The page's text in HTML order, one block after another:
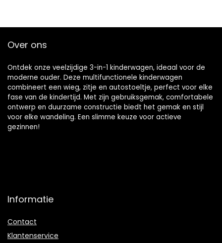
Over ons
Ontdek onze veelzijdige 3-in-1 kinderwagen, ideaal voor de
moderne ouder. Deze multifunctionele kinderwagen
combineert een wieg, zitje en autostoeltje, perfect voor elke
fase van de kindertijd. Met zijn gebruiksgemak, comfortabele
ontwerp en duurzame constructie biedt het gemak en stijl
voor elke wandeling. Een slimme keuze voor actieve
gezinnen!
Informatie
Contact
Klantenservice